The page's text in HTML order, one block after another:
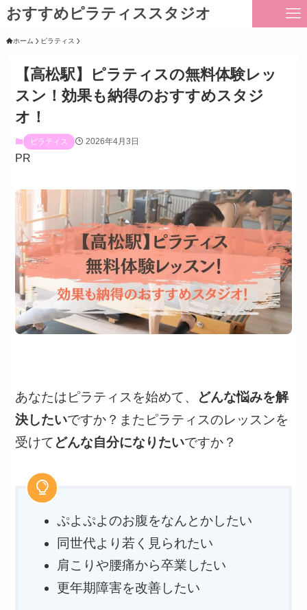
おすすめピラティススタジオ
ホーム ピラティス
【高松駅】ピラティスの無料体験レッ
スン！効果も納得のおすすめスタジ
オ！
ピラティス 2026年4月3日
PR
あなたはピラティスを始めて、
どんな悩みを解
決したいですか？またピラティスのレッスンを
受けて どんな自分になりたいですか？
ぷよぷよのお腹をなんとかしたい
同世代より若く見られたい
肩こりや腰痛から卒業したい
更年期障害を改善したい